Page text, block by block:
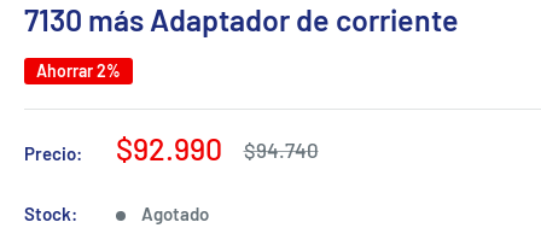
7130 más Adaptador de corriente
Ahorrar 2%
Precio:
Precio
venta
$92.990
Precio
$94.740
Stock: Agotado